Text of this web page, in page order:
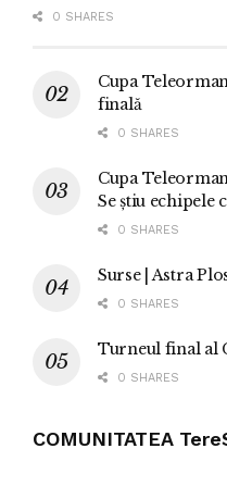
0 SHARES
Cupa
finală
0 SHARES
Cupa
Se știu echipele
0 SHARES
Surse | Astra
0 SHARES
Turneul final al
0 SHARES
COMUNITATEA